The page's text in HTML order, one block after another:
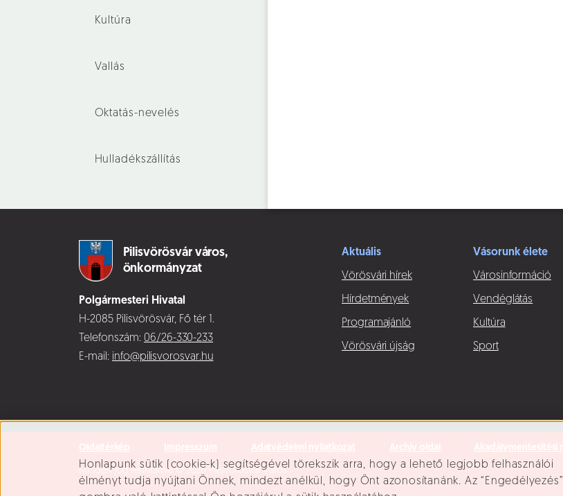
Süti beállítások
Honlapunk sütik (cookie-k) segítségével törekszik arra, hogy a lehető legjobb felhasználói
élményt tudja nyújtani Önnek, mindezt anélkül, hogy Önt azonosítanánk. Az “Engedélyezés”
Kultúra
Vallás
Oktatás-nevelés
Hulladékszállítás
Pilisvörösvár város,
önkormányzat
Polgármesteri Hivatal
H-2085 Pilisvörösvár, Fő tér 1.
Telefonszám: 06/26-330-233
E-mail: info@pilisvorosvar.hu
Aktuális
Vörösvári hírek
Hírdetmények
Programajánló
Vörösvári újság
Vásorunk élete
Városinformáció
Vendéglátás
Kultúra
Sport
Minden jog fenntartva © 2026 Pilisvörösvár Város